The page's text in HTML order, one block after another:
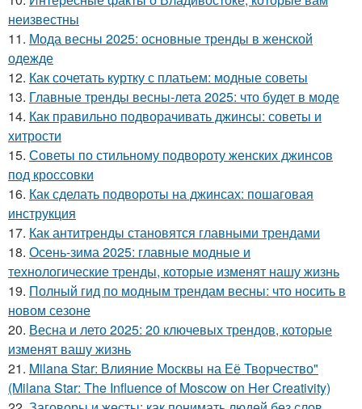
неизвестны
11. Мода весны 2025: основные тренды в женской
одежде
12. Как сочетать куртку с платьем: модные советы
13. Главные тренды весны-лета 2025: что будет в моде
14. Как правильно подворачивать джинсы: советы и
хитрости
15. Советы по стильному подвороту женских джинсов
под кроссовки
16. Как сделать подвороты на джинсах: пошаговая
инструкция
17. Как антитренды становятся главными трендами
18. Осень-зима 2025: главные модные и
технологические тренды, которые изменят нашу жизнь
19. Полный гид по модным трендам весны: что носить в
новом сезоне
20. Весна и лето 2025: 20 ключевых трендов, которые
изменят вашу жизнь
21. Milana Star: Влияние Москвы на Её Творчество"
(Milana Star: The Influence of Moscow on Her Creativity)